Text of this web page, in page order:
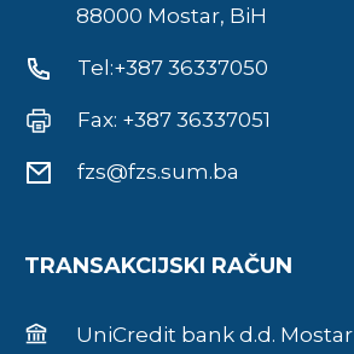
88000 Mostar, BiH
Tel:+387 36337050
Fax: +387 36337051
fzs@fzs.sum.ba
TRANSAKCIJSKI RAČUN
UniCredit bank d.d. Mostar